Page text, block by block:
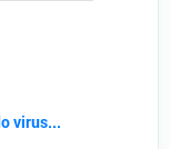
virus...